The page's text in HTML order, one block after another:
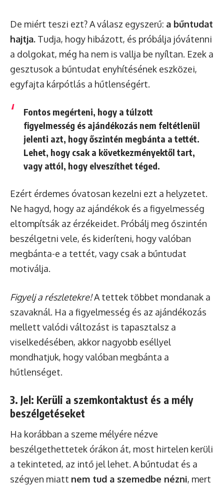
De miért teszi ezt? A válasz egyszerű: a bűntudat
hajtja. Tudja, hogy hibázott, és próbálja jóvátenni
a dolgokat, még ha nem is vallja be nyíltan. Ezek a
gesztusok a bűntudat enyhítésének eszközei,
egyfajta kárpótlás a hűtlenségért.
Fontos megérteni, hogy a túlzott
figyelmesség és ajándékozás nem feltétlenül
jelenti azt, hogy őszintén megbánta a tettét.
Lehet, hogy csak a következményektől tart,
vagy attól, hogy elveszíthet téged.
Ezért érdemes óvatosan kezelni ezt a helyzetet.
Ne hagyd, hogy az ajándékok és a figyelmesség
eltompítsák az érzékeidet. Próbálj meg őszintén
beszélgetni vele, és kideríteni, hogy valóban
megbánta-e a tettét, vagy csak a bűntudat
motiválja.
Figyelj a részletekre!A tettek többet mondanak a
szavaknál. Ha a figyelmesség és az ajándékozás
mellett valódi változást is tapasztalsz a
viselkedésében, akkor nagyobb eséllyel
mondhatjuk, hogy valóban megbánta a
hűtlenséget.
3. Jel: Kerüli a szemkontaktust és a mély
beszélgetéseket
Ha korábban a szeme mélyére nézve
beszélgethettetek órákon át, most hirtelen kerüli
a tekinteted, az intő jel lehet. A bűntudat és a
szégyen miatt nem tud a szemedbe nézni, mert